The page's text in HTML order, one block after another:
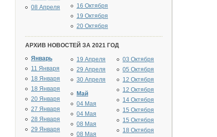
08 Апреля
16 Октября
19 Октября
20 Октября
АРХИВ НОВОСТЕЙ ЗА 2021 ГОД
Январь
11 Января
18 Января
18 Января
20 Января
27 Января
28 Января
29 Января
19 Апреля
29 Апреля
30 Апреля
Май
04 Мая
04 Мая
08 Мая
08 Мая
03 Октября
05 Октября
12 Октября
12 Октября
14 Октября
15 Октября
15 Октября
18 Октября